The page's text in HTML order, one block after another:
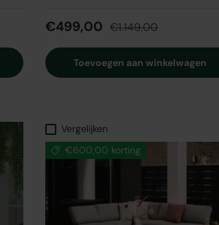
€499,00 €1.149,00
Toevoegen aan winkelwagen
Vergelijken
€600,00 korting